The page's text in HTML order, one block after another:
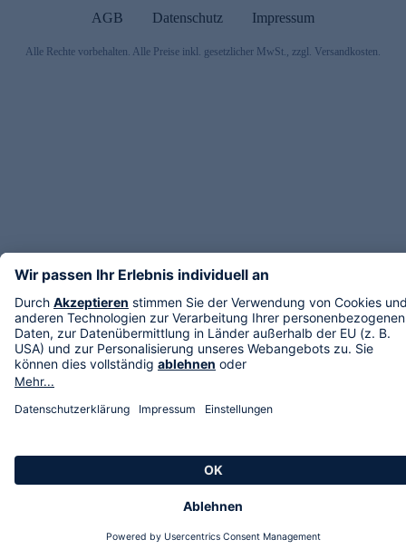
AGB Datenschutz Impressum
Alle Rechte vorbehalten. Alle Preise inkl. gesetzlicher MwSt., zzgl. Versandkosten.